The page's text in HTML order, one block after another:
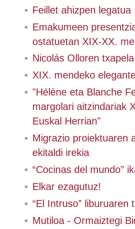
Feillet ahizpen legatua
Emakumeen
ostatuetan XIX-XX.
Nicolás Olloren txapela
XIX. mendeko
"Hélène eta Blanche
margolari aitzindariak
Euskal Herrian"
Migrazio proiektuaren
ekitaldi irekia
“Cocinas del mundo”
Elkar ezagutuz!
“El Intruso” liburuaren
Mutiloa - Ormaiztegi